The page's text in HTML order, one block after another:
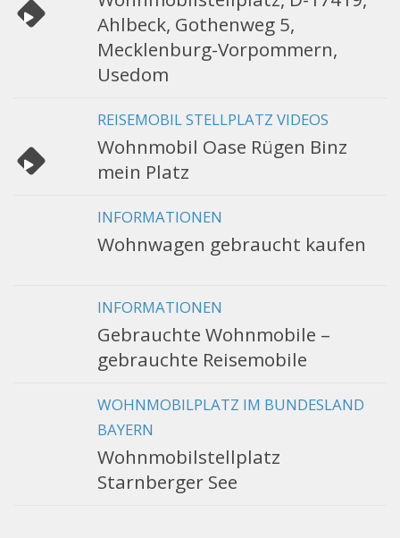
Ahlbeck, Gothenweg 5,
Mecklenburg-Vorpommern,
Usedom
REISEMOBIL STELLPLATZ VIDEOS
Wohnmobil Oase Rügen Binz
mein Platz
INFORMATIONEN
Wohnwagen gebraucht kaufen
INFORMATIONEN
Gebrauchte Wohnmobile –
gebrauchte Reisemobile
WOHNMOBILPLATZ IM BUNDESLAND
BAYERN
Wohnmobilstellplatz
Starnberger See